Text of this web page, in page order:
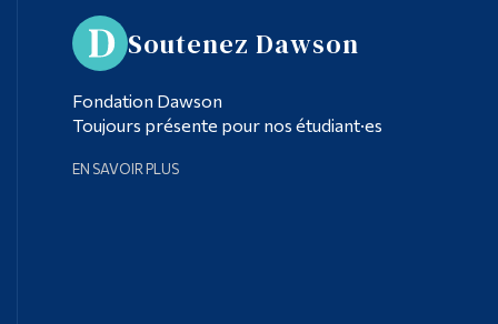
Soutenez Dawson
Fondation Dawson
Toujours présente pour nos étudiant·es
EN SAVOIR PLUS